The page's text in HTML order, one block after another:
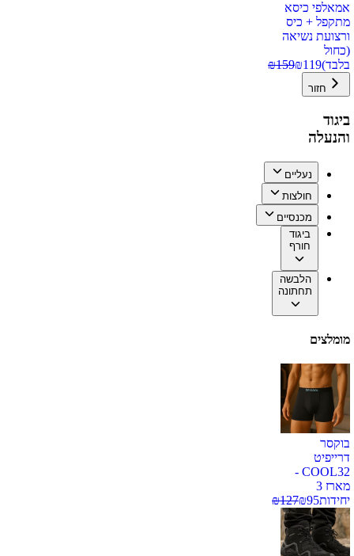
אמאלפי כיסא
מתקפל + כיס
ורצועת נשיאה
(כחול
בלבד)
₪119
₪159
חזור
ביגוד
והנעלה
נעליים
חולצות
מכנסיים
ביגוד
חורף
הלבשה
תחתונה
מומלצים
בוקסר
דרייפיט
COOL32 -
מארז 3
יחידות
₪95
₪127